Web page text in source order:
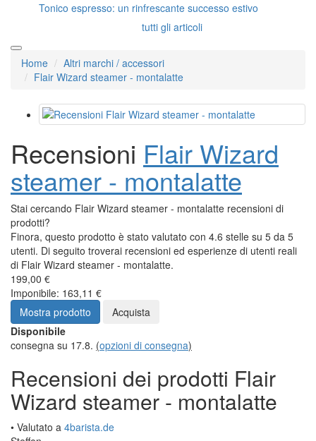
Tonico espresso: un rinfrescante successo estivo
tutti gli articoli
Home
Altri marchi / accessori
Flair Wizard steamer - montalatte
Recensioni Flair Wizard
steamer - montalatte
Stai cercando Flair Wizard steamer - montalatte recensioni di
prodotti?
Finora, questo prodotto è stato valutato con 4.6 stelle su 5 da 5
utenti. Di seguito troverai recensioni ed esperienze di utenti reali
di Flair Wizard steamer - montalatte.
199,00 €
Imponibile: 163,11 €
Mostra prodotto
Acquista
Disponibile
consegna su 17.8. (opzioni di consegna)
Recensioni dei prodotti Flair
Wizard steamer - montalatte
• Valutato a 4barista.de